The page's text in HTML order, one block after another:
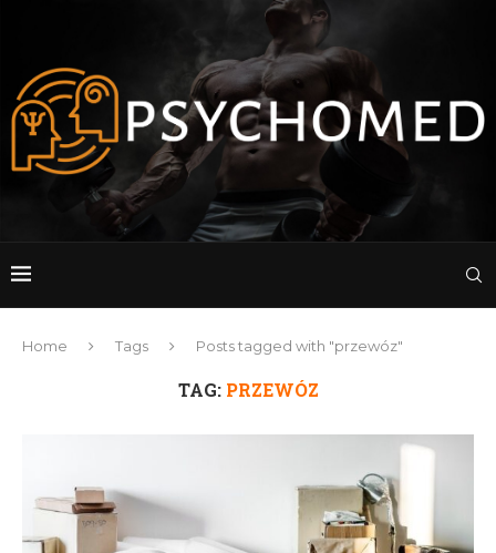
Home Tags Posts tagged with "przewóz"
TAG: PRZEWÓZ